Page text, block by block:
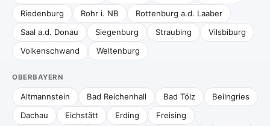
Riedenburg
Rohr i. NB
Rottenburg a.d. Laaber
Saal a.d. Donau
Siegenburg Straubing
Vilsbiburg
Volkenschwand
Weltenburg
OBERBAYERN
Altmannstein Bad Reichenhall Bad Tölz
Beilngries
Dachau
Eichstätt Erding
Freising